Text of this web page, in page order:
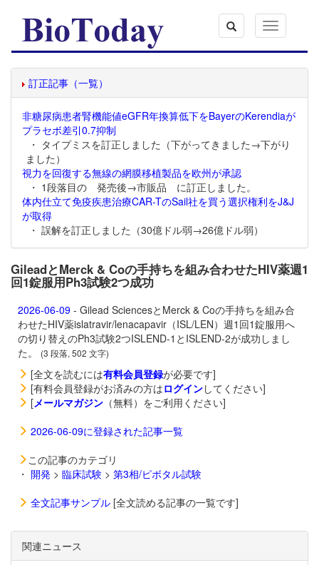
Toggle
navigation
訂正記事（一覧）
非糖尿病患者腎機能値eGFR年換算低下をBayerのKerendiaが
プラセボ差引0.7抑制
・ タイプミスを訂正しました（下がってきました→下がり
ました）
視力を回復する無線の網膜移植製品を欧州が承認
・ 1段落目の 発売後→市販品 に訂正しました。
体内仕立て免疫疾患治療CAR-TのSail社を買う選択権利をJ&J
が取得
・ 誤解を訂正しました（30億ドル弱→26億ドル弱）
GileadとMerck & Coの手持ちを組み合わせたHIV薬週1
回1錠服用Ph3試験2つ成功
2026-06-09 - Gilead SciencesとMerck & Coの手持ちを組み合
わせたHIV薬islatravir/lenacapavir（ISL/LEN）週1回1錠服用へ
の切り替えのPh3試験2つISLEND-1とISLEND-2が成功しまし
た。
(3 段落, 502 文字)
[全文を読むには有料会員登録が必要です]
[有料会員登録がお済みの方はログインしてください]
[メールマガジン （無料）をご利用ください]
2026-06-09に登録された記事一覧
この記事のカテゴリ
・ 開発 > 臨床試験 > 第3相/ピボタル試験
全文記事サンプル [全文読める記事の一覧です]
関連ニュース